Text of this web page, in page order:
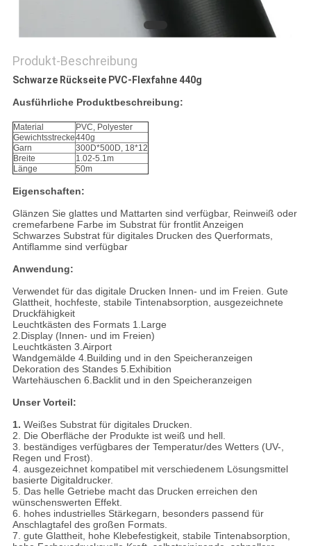
Produkt-Beschreibung
Schwarze Rückseite PVC-Flexfahne 440g
Ausführliche Produktbeschreibung:
Material
PVC, Polyester
Gewichtsstrecke440g
Garn
300D*500D, 18*12
Breite
1.02-5.1m
Länge
50m
Eigenschaften:
Glänzen Sie glattes und Mattarten sind verfügbar, Reinweiß oder
cremefarbene Farbe im Substrat für frontlit Anzeigen
Schwarzes Substrat für digitales Drucken des Querformats,
Antiflamme sind verfügbar
Anwendung:
Verwendet für das digitale Drucken Innen- und im Freien. Gute
Glattheit, hochfeste, stabile Tintenabsorption, ausgezeichnete
Druckfähigkeit
Leuchtkästen des Formats 1.Large
2.Display (Innen- und im Freien)
Leuchtkästen 3.Airport
Wandgemälde 4.Building und in den Speicheranzeigen
Dekoration des Standes 5.Exhibition
Wartehäuschen 6.Backlit und in den Speicheranzeigen
Unser Vorteil:
1. Weißes Substrat für digitales Drucken.
2. Die Oberfläche der Produkte ist weiß und hell.
3. beständiges verfügbares der Temperatur/des Wetters (UV-,
Regen und Frost).
4. ausgezeichnet kompatibel mit verschiedenem Lösungsmittel
basierte Digitaldrucker.
5. Das helle Getriebe macht das Drucken erreichen den
wünschenswerten Effekt.
6. hohes industrielles Stärkegarn, besonders passend für
Anschlagtafel des großen Formats.
7. gute Glattheit, hohe Klebefestigkeit, stabile Tintenabsorption,